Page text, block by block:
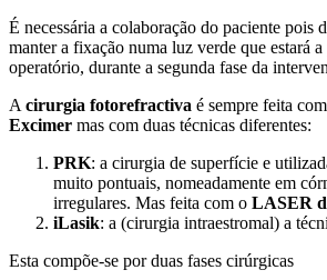
É necessária a colaboração do paciente pois
manter a fixação numa luz verde que estará
operatório, durante a segunda fase da
A cirurgia fotorefractiva é sempre feita
Excimer mas com duas técnicas diferentes:
PRK: a cirurgia de superfície e
muito pontuais, nomeadamente em
irregulares. Mas feita com o LASER
iLasik: a (cirurgia intraestromal) a
Esta compõe-se por duas fases cirúrgicas